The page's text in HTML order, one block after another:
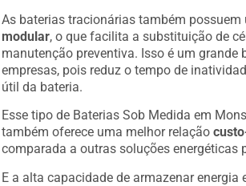
As baterias tracionárias também
modular, o que facilita a substituição de
manutenção preventiva. Isso é um grande
empresas, pois reduz o tempo de
útil da bateria.
Esse tipo de Baterias Sob Medida em
também oferece uma melhor relação
comparada a outras soluções energéticas
E a alta capacidade de armazenar energia